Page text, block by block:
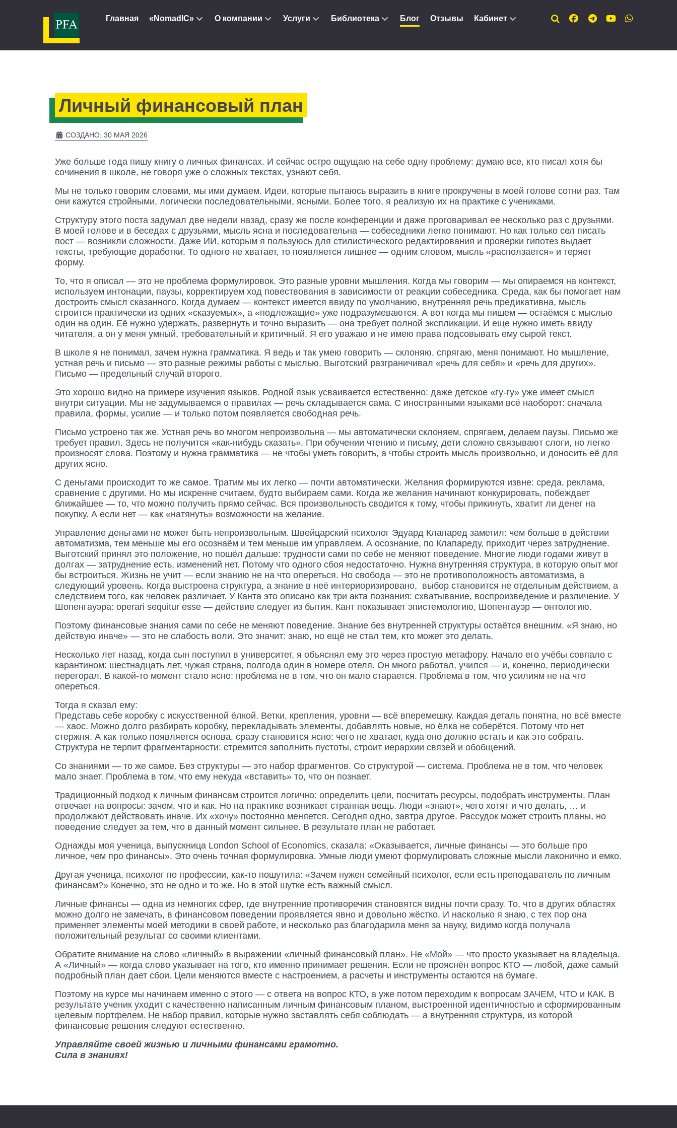
Главная «NomadIC» О компании Услуги Библиотека Блог Отзывы Кабинет
Личный финансовый план
СОЗДАНО: 30 МАЯ 2026
Уже больше года пишу книгу о личных финансах. И сейчас остро ощущаю на себе одну проблему: думаю все, кто писал хотя бы
сочинения в школе, не говоря уже о сложных текстах, узнают себя.
Мы не только говорим словами, мы ими думаем. Идеи, которые пытаюсь выразить в книге прокручены в моей голове сотни раз. Там
они кажутся стройными, логически последовательными, ясными. Более того, я реализую их на практике с учениками.
Структуру этого поста задумал две недели назад, сразу же после конференции и даже проговаривал ее несколько раз с друзьями.
В моей голове и в беседах с друзьями, мысль ясна и последовательна — собеседники легко понимают. Но как только сел писать
пост — возникли сложности. Даже ИИ, которым я пользуюсь для стилистического редактирования и проверки гипотез выдает
тексты, требующие доработки. То одного не хватает, то появляется лишнее — одним словом, мысль «расползается» и теряет
форму.
То, что я описал — это не проблема формулировок. Это разные уровни мышления. Когда мы говорим — мы опираемся на контекст,
используем интонации, паузы, корректируем ход повествования в зависимости от реакции собеседника. Среда, как бы помогает нам
достроить смысл сказанного. Когда думаем — контекст имеется ввиду по умолчанию, внутренняя речь предикативна, мысль
строится практически из одних «сказуемых», а «подлежащие» уже подразумеваются. А вот когда мы пишем — остаёмся с мыслью
один на один. Её нужно удержать, развернуть и точно выразить — она требует полной экспликации. И еще нужно иметь ввиду
читателя, а он у меня умный, требовательный и критичный. Я его уважаю и не имею права подсовывать ему сырой текст.
В школе я не понимал, зачем нужна грамматика. Я ведь и так умею говорить — склоняю, спрягаю, меня понимают. Но мышление,
устная речь и письмо — это разные режимы работы с мыслью. Выготский разграничивал «речь для себя» и «речь для других».
Письмо — предельный случай второго.
Это хорошо видно на примере изучения языков. Родной язык усваивается естественно: даже детское «гу-гу» уже имеет смысл
внутри ситуации. Мы не задумываемся о правилах — речь складывается сама. С иностранными языками всё наоборот: сначала
правила, формы, усилие — и только потом появляется свободная речь.
Письмо устроено так же. Устная речь во многом непроизвольна — мы автоматически склоняем, спрягаем, делаем паузы. Письмо же
требует правил. Здесь не получится «как-нибудь сказать». При обучении чтению и письму, дети сложно связывают слоги, но легко
произносят слова. Поэтому и нужна грамматика — не чтобы уметь говорить, а чтобы строить мысль произвольно, и доносить её для
других ясно.
С деньгами происходит то же самое. Тратим мы их легко — почти автоматически. Желания формируются извне: среда, реклама,
сравнение с другими. Но мы искренне считаем, будто выбираем сами. Когда же желания начинают конкурировать, побеждает
ближайшее — то, что можно получить прямо сейчас. Вся произвольность сводится к тому, чтобы прикинуть, хватит ли денег на
покупку. А если нет — как «натянуть» возможности на желание.
Управление деньгами не может быть непроизвольным. Швейцарский психолог Эдуард Клапаред заметил: чем больше в действии
автоматизма, тем меньше мы его осознаём и тем меньше им управляем. А осознание, по Клапареду, приходит через затруднение.
Выготский принял это положение, но пошёл дальше: трудности сами по себе не меняют поведение. Многие люди годами живут в
долгах — затруднение есть, изменений нет. Потому что одного сбоя недостаточно. Нужна внутренняя структура, в которую опыт мог
бы встроиться. Жизнь не учит — если знанию не на что опереться. Но свобода — это не противоположность автоматизма, а
следующий уровень. Когда выстроена структура, а знание в неё интериоризировано, выбор становится не отдельным действием, а
следствием того, как человек различает. У Канта это описано как три акта познания: схватывание, воспроизведение и различение. У
Шопенгауэра: operari sequitur esse — действие следует из бытия. Кант показывает эпистемологию, Шопенгауэр — онтологию.
Поэтому финансовые знания сами по себе не меняют поведение. Знание без внутренней структуры остаётся внешним. «Я знаю, но
действую иначе» — это не слабость воли. Это значит: знаю, но ещё не стал тем, кто может это делать.
Несколько лет назад, когда сын поступил в университет, я объяснял ему это через простую метафору. Начало его учёбы совпало с
карантином: шестнадцать лет, чужая страна, полгода один в номере отеля. Он много работал, учился — и, конечно, периодически
перегорал. В какой-то момент стало ясно: проблема не в том, что он мало старается. Проблема в том, что усилиям не на что
опереться.
Тогда я сказал ему:
Представь себе коробку с искусственной ёлкой. Ветки, крепления, уровни — всё вперемешку. Каждая деталь понятна, но всё вместе
— хаос. Можно долго разбирать коробку, перекладывать элементы, добавлять новые, но ёлка не соберётся. Потому что нет
стержня. А как только появляется основа, сразу становится ясно: чего не хватает, куда оно должно встать и как это собрать.
Структура не терпит фрагментарности: стремится заполнить пустоты, строит иерархии связей и обобщений.
Со знаниями — то же самое. Без структуры — это набор фрагментов. Со структурой — система. Проблема не в том, что человек
мало знает. Проблема в том, что ему некуда «вставить» то, что он познает.
Традиционный подход к личным финансам строится логично: определить цели, посчитать ресурсы, подобрать инструменты. План
отвечает на вопросы: зачем, что и как. Но на практике возникает странная вещь. Люди «знают», чего хотят и что делать, … и
продолжают действовать иначе. Их «хочу» постоянно меняется. Сегодня одно, завтра другое. Рассудок может строить планы, но
поведение следует за тем, что в данный момент сильнее. В результате план не работает.
Однажды моя ученица, выпускница London School of Economics, сказала: «Оказывается, личные финансы — это больше про
личное, чем про финансы». Это очень точная формулировка. Умные люди умеют формулировать сложные мысли лаконично и емко.
Другая ученица, психолог по профессии, как-то пошутила: «Зачем нужен семейный психолог, если есть преподаватель по личным
финансам?» Конечно, это не одно и то же. Но в этой шутке есть важный смысл.
Личные финансы — одна из немногих сфер, где внутренние противоречия становятся видны почти сразу. То, что в других областях
можно долго не замечать, в финансовом поведении проявляется явно и довольно жёстко. И насколько я знаю, с тех пор она
применяет элементы моей методики в своей работе, и несколько раз благодарила меня за науку, видимо когда получала
положительный результат со своими клиентами.
Обратите внимание на слово «личный» в выражении «личный финансовый план». Не «Мой» — что просто указывает на владельца.
А «Личный» — когда слово указывает на того, кто именно принимает решения. Если не прояснён вопрос КТО — любой, даже самый
подробный план дает сбои. Цели меняются вместе с настроением, а расчеты и инструменты остаются на бумаге.
Поэтому на курсе мы начинаем именно с этого — с ответа на вопрос КТО, а уже потом переходим к вопросам ЗАЧЕМ, ЧТО и КАК. В
результате ученик уходит с качественно написанным личным финансовым планом, выстроенной идентичностью и сформированным
целевым портфелем. Не набор правил, которые нужно заставлять себя соблюдать — а внутренняя структура, из которой
финансовые решения следуют естественно.
Управляйте своей жизнью и личными финансами грамотно.
Сила в знаниях!